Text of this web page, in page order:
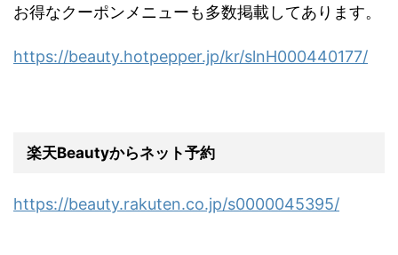
お得なクーポンメニューも多数掲載してあります。
https://beauty.hotpepper.jp/kr/slnH000440177/
楽天Beautyからネット予約
https://beauty.rakuten.co.jp/s0000045395/